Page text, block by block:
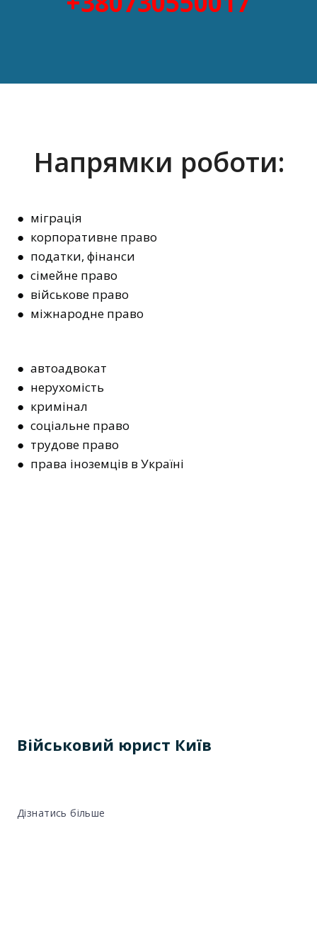
Напрямки роботи:
● міграція
● корпоративне право
● податки, фінанси
● сімейне право
● військове право
● міжнародне право
● автоадвокат
● нерухомість
● кримінал
● соціальне право
● трудове право
● права іноземців в Україні
Військовий юрист Київ
Дізнатись більше